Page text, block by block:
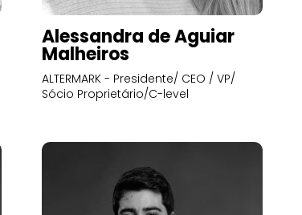
Alessandra de Aguiar
Malheiros
ALTERMARK - Presidente/ CEO / VP/
Sócio Proprietário/C-level